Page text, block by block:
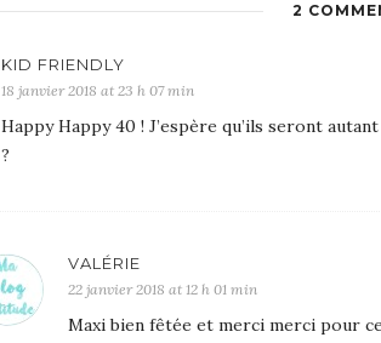
2
KID FRIENDLY
18 janvier 2018 at 23 h 07 min
Happy Happy 40 ! J’espère qu’ils seront
?
VALÉRIE
22 janvier 2018 at 12 h 01 min
Maxi bien fêtée et merci merci pour